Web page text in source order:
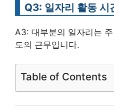
Q3: 일자리 활동 시
A3: 대부분의 일자리는
도의 근무입니다.
Table of Contents